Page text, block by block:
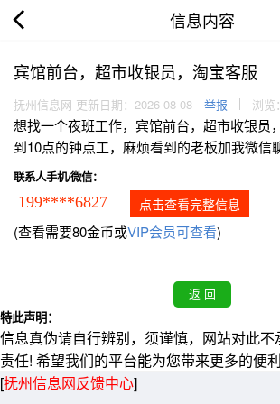
信息内容
宾馆前台，超市收银员，淘宝客服
抚州信息网 更新日期：2026-08-08 举报 浏览
想找一个夜班工作，宾馆前台，超市收银员
到10点的钟点工，麻烦看到的老板加我微信
联系人手机/微信：
199****6827 点击查看完整信息
(查看需要80金币或VIP会员可查看)
特此声明：
信息真伪请自行辨别，须谨慎，网站对此
责任! 希望我们的平台能为您带来更多的便利
[抚州信息网反馈中心]